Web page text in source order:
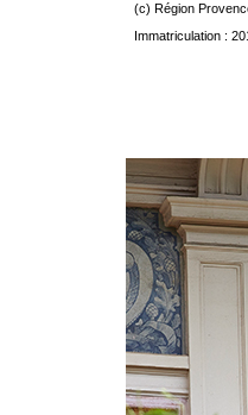
(c) Région
Immatriculation :